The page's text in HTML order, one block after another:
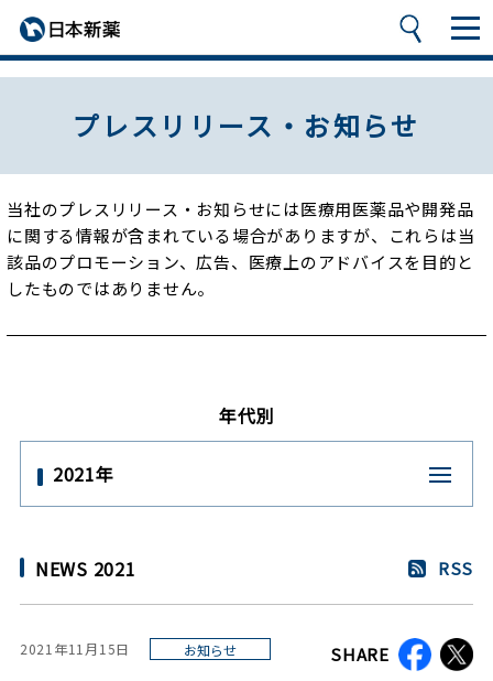
プレスリリース・お知らせ
当社のプレスリリース・お知らせには医療用医薬品や開発品
に関する情報が含まれている場合がありますが、
これらは当
該品のプロモーション、広告、医療上のアドバイスを目的と
したものではありません。
年代別
2021年
NEWS 2021 RSS
2021年11月15日 お知らせ SHARE